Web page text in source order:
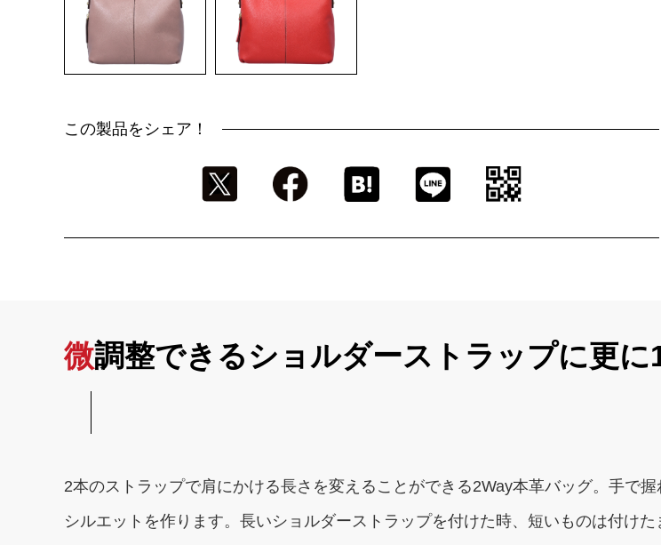
この製品をシェア！
微調整できるショルダーストラップに更に
2本のストラップで肩にかける長さを変えることができる2Way本革バッグ。手で
シルエットを作ります。長いショルダーストラップを付けた時、短いものは付け